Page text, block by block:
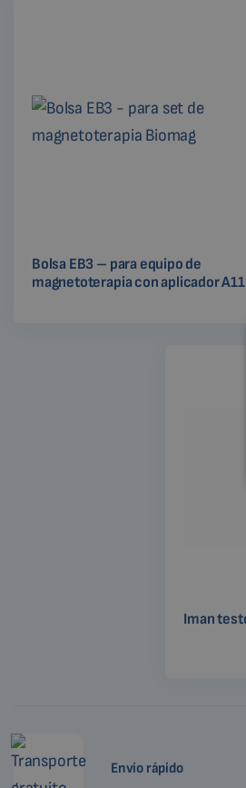
Bolsa EB3 – para equipo de
magnetoterapia con aplicador
Iman
Envío rápido